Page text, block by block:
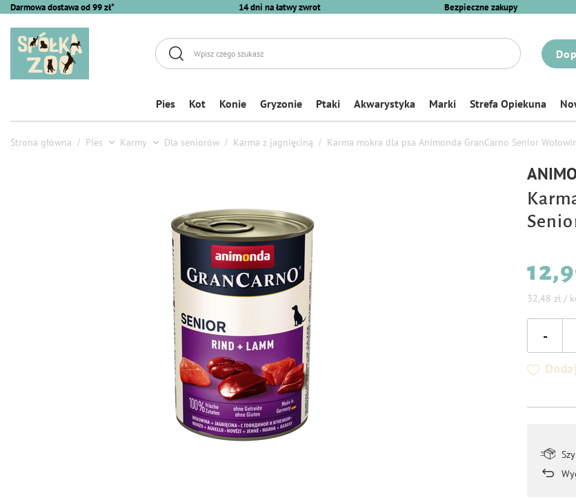
Darmowa dostawa od 99 zł* 14 dni na łatwy zwrot Bezpieczne zakupy
Pies Kot Konie Gryzonie Ptaki Akwarystyka Marki Strefa Opiekuna
Strona główna Pies Karmy Dla seniorów Karma z jagnięciną Karma mokra dla psa Animonda GranCarno Senior
32,48 zł /
-